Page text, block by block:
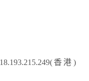
香港)